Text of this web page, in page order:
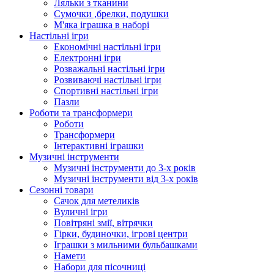
Ляльки з тканини
Сумочки ,брелки, подушки
М'яка іграшка в наборі
Настільні ігри
Економічні настільні ігри
Електронні ігри
Розважальні настільні ігри
Розвиваючі настільні ігри
Спортивні настільні ігри
Пазли
Роботи та трансформери
Роботи
Трансформери
Інтерактивні іграшки
Музичні інструменти
Музичні інструменти до 3-х років
Музичні інструменти від 3-х років
Сезонні товари
Сачок для метеликів
Вуличні ігри
Повітряні змії, вітрячки
Гірки, будиночки, ігрові центри
Іграшки з мильними бульбашками
Намети
Набори для пісочниці